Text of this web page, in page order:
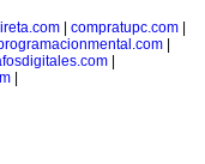
| compratupc.com|
|